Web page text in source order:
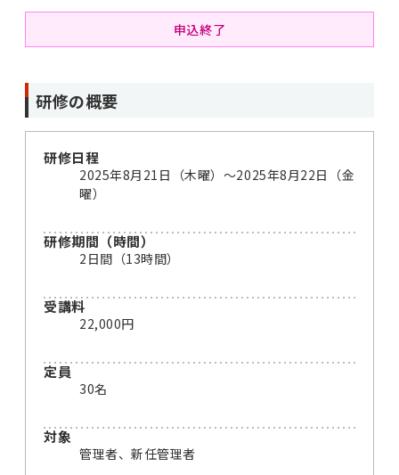
申込終了
研修の概要
研修日程
2025年8月21日（木曜）～2025年8月22日（金
曜）
研修期間（時間）
2日間（13時間）
受講料
22,000円
定員
30名
対象
管理者、新任管理者